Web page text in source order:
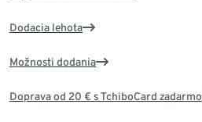
Dodacia lehota
Možnosti dodania
Doprava od 20 € s TchiboCard zadarmo